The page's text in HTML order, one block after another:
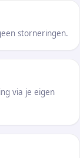
storneringen.
via je eigen